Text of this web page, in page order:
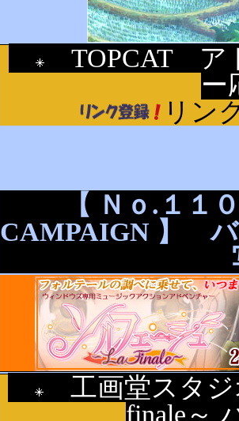
TOPCAT ア
リン
【 Ｎｏ.１１
CAMPAIGN 】 バ
工画堂スタジ
finale～